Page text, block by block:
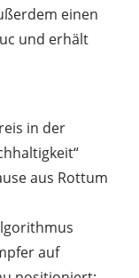
einen
und erhält
in der
aus Rottum
auf